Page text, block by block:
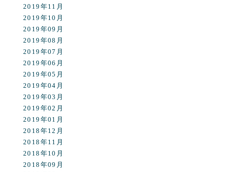
2019年11月
2019年10月
2019年09月
2019年08月
2019年07月
2019年06月
2019年05月
2019年04月
2019年03月
2019年02月
2019年01月
2018年12月
2018年11月
2018年10月
2018年09月